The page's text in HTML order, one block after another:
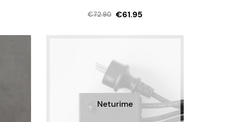
€72.90
Original
€72.90.
€61.95
Current
€61.95.
Neturime